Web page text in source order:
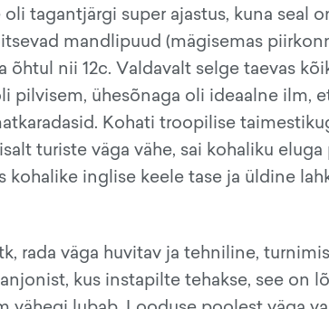
tagantjärgi super ajastus, kuna seal
mandlipuud (mägisemas
nii 12c. Valdavalt selge taevas
pilvisem, ühesõnaga oli ideaalne ilm,
Kohati troopilise
turiste väga vähe, sai kohaliku
inglise keele tase ja üldine
rada väga huvitav ja tehniline,
kus instapilte tehakse, see on